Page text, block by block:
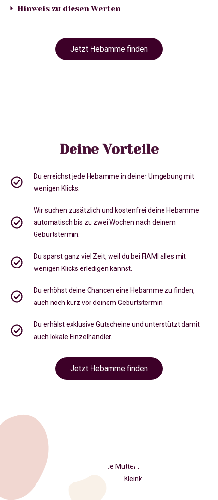
Hinweis zu diesen Werten
Jetzt Hebamme finden
Deine Vorteile
Du erreichst jede Hebamme in deiner Umgebung mit
wenigen Klicks.
Wir suchen zusätzlich und kostenfrei deine Hebamme
automatisch bis zu zwei Wochen nach deinem
Geburtstermin.
Du sparst ganz viel Zeit, weil du bei FIAMI alles mit
wenigen Klicks erledigen kannst.
Du erhöhst deine Chancen eine Hebamme zu finden,
auch noch kurz vor deinem Geburtstermin
Du erhälst exklusive Gutscheine und unterstützt damit
auch lokale Einzelhändler.
Jetzt Hebamme finden